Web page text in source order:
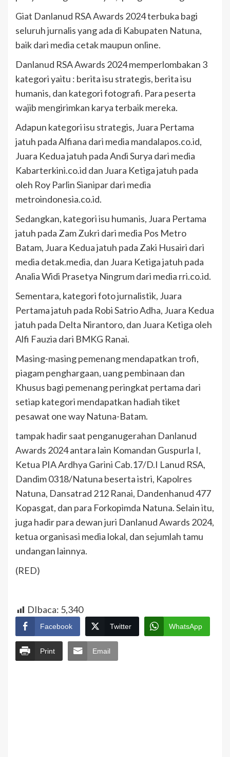
Giat Danlanud RSA Awards 2024 terbuka bagi
seluruh jurnalis yang ada di Kabupaten Natuna,
baik dari media cetak maupun online.
Danlanud RSA Awards 2024 memperlombakan 3
kategori yaitu : berita isu strategis, berita isu
humanis, dan kategori fotografi. Para peserta
wajib mengirimkan karya terbaik mereka.
Adapun kategori isu strategis, Juara Pertama
jatuh pada Alfiana dari media mandalapos.co.id,
Juara Kedua jatuh pada Andi Surya dari media
Kabarterkini.co.id dan Juara Ketiga jatuh pada
oleh Roy Parlin Sianipar dari media
metroindonesia.co.id.
Sedangkan, kategori isu humanis, Juara Pertama
jatuh pada Zam Zukri dari media Pos Metro
Batam, Juara Kedua jatuh pada Zaki Husairi dari
media detak.media, dan Juara Ketiga jatuh pada
Analia Widi Prasetya Ningrum dari media rri.co.id.
Sementara, kategori foto jurnalistik, Juara
Pertama jatuh pada Robi Satrio Adha, Juara Kedua
jatuh pada Delta Nirantoro, dan Juara Ketiga oleh
Alfi Fauzia dari BMKG Ranai.
Masing-masing pemenang mendapatkan trofi,
piagam penghargaan, uang pembinaan dan
Khusus bagi pemenang peringkat pertama dari
setiap kategori mendapatkan hadiah tiket
pesawat one way Natuna-Batam.
tampak hadir saat penganugerahan Danlanud
Awards 2024 antara lain Komandan Guspurla I,
Ketua PIA Ardhya Garini Cab.17/D.I Lanud RSA,
Dandim 0318/Natuna beserta istri, Kapolres
Natuna, Dansatrad 212 Ranai, Dandenhanud 477
Kopasgat, dan para Forkopimda Natuna. Selain itu,
juga hadir para dewan juri Danlanud Awards 2024,
ketua organisasi media lokal, dan sejumlah tamu
undangan lainnya.
(RED)
DIbaca: 5,340
Facebook Twitter WhatsApp
Print Email